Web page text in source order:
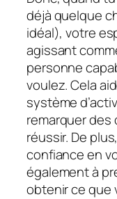
déjà quelque
idéal), votre
agissant
personne
voulez. Cela
système
remarquer des
réussir. De
confiance en
également à
obtenir ce que